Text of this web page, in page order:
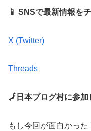
📱 SNSで最新情報を
X (Twitter)
Threads
🗾日本ブログ村に参加
もし今回が面白かっ